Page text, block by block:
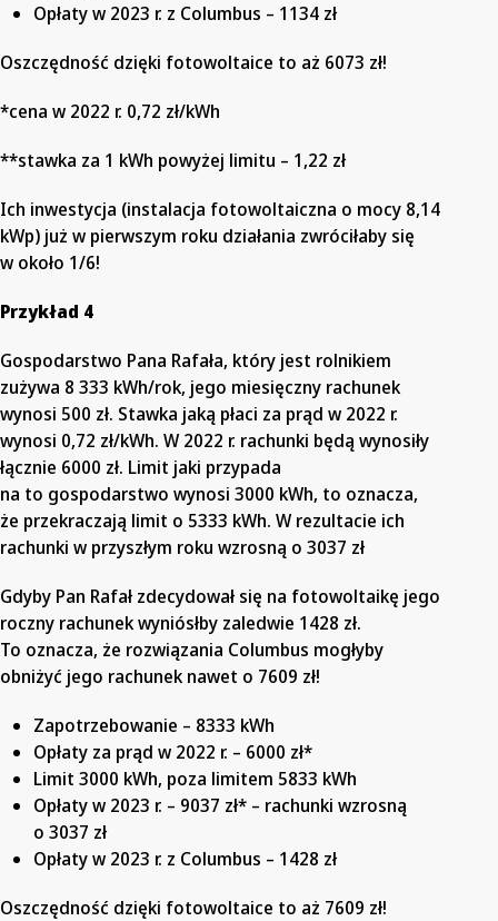
Opłaty w 2023 r. z Columbus – 1134 zł
Oszczędność dzięki fotowoltaice to aż 6073 zł!
*cena w 2022 r. 0,72 zł/kWh
**stawka za 1 kWh powyżej limitu – 1,22 zł
Ich inwestycja (instalacja fotowoltaiczna o mocy 8,14
kWp) już w pierwszym roku działania zwróciłaby się
w około 1/6!
Przykład 4
Gospodarstwo Pana Rafała, który jest rolnikiem
zużywa 8 333 kWh/rok, jego miesięczny rachunek
wynosi 500 zł. Stawka jaką płaci za prąd w 2022 r.
wynosi 0,72 zł/kWh. W 2022 r. rachunki będą wynosiły
łącznie 6000 zł. Limit jaki przypada
na to gospodarstwo wynosi 3000 kWh, to oznacza,
że przekraczają limit o 5333 kWh. W rezultacie ich
rachunki w przyszłym roku wzrosną o 3037 zł
Gdyby Pan Rafał zdecydował się na fotowoltaikę jego
roczny rachunek wyniósłby zaledwie 1428 zł.
To oznacza, że rozwiązania Columbus mogłyby
obniżyć jego rachunek nawet o 7609 zł!
Zapotrzebowanie – 8333 kWh
Opłaty za prąd w 2022 r. – 6000 zł*
Limit 3000 kWh, poza limitem 5833 kWh
Opłaty w 2023 r. – 9037 zł* – rachunki wzrosną
o 3037 zł
Opłaty w 2023 r. z Columbus – 1428 zł
Oszczędność dzięki fotowoltaice to aż 7609 zł!